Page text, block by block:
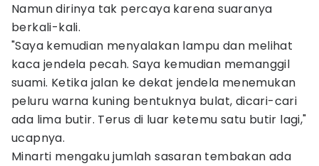
Namun dirinya tak percaya karena suaranya
berkali-kali.
"Saya kemudian menyalakan lampu dan melihat
kaca jendela pecah. Saya kemudian memanggil
suami. Ketika jalan ke dekat jendela menemukan
peluru warna kuning bentuknya bulat, dicari-cari
ada lima butir. Terus di luar ketemu satu butir lagi,"
ucapnya.
Minarti mengaku jumlah sasaran tembakan ada